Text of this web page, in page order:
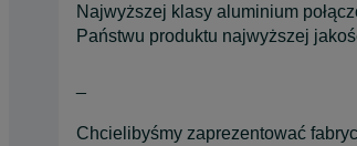
Najwyższej klasy aluminium
Państwu produktu najwyższej
Chcielibyśmy zaprezentować